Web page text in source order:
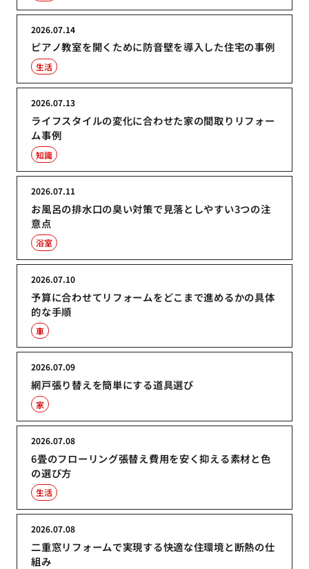
ピアノ教室を開くために防音壁を導入した住宅の事例
2026.07.14
生活
ライフスタイルの変化に合わせた家の間取りリフォー
ム事例
2026.07.13
知識
お風呂の排水口の臭い対策で見落としやすい3つの注
意点
2026.07.11
浴室
予算に合わせてリフォームをどこまで進めるかの具体
的な手順
2026.07.10
車
網戸張り替えを簡単にする道具選び
2026.07.09
家
6畳のフローリング張替え費用を安く抑える素材と色
の選び方
2026.07.08
生活
二重窓リフォームで実現する快適な住環境と断熱の仕
組み
2026.07.08